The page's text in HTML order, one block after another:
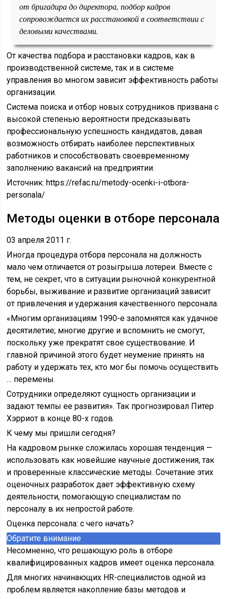
от бригадира до директора, подбор кадров
сопровождается их расстановкой в соответствии с
деловыми качествами.
От качества подбора и расстановки кадров, как в
производственной системе, так и в системе
управления во многом зависит эффективность работы
организации.
Система поиска и отбор новых сотрудников призвана с
высокой степенью вероятности предсказывать
профессиональную успешность кандидатов, давая
возможность отбирать наиболее перспективных
работников и способствовать своевременному
заполнению вакансий на предприятии.
Источник:https://refac.ru/metody-ocenki-i-otbora-
personala/
Методы оценки в отборе персонала
03 апреля 2011 г.
Иногда процедура отбора персонала на должность
мало чем отличается от розыгрыша лотереи. Вместе с
тем, не секрет, что в ситуации рыночной конкурентной
борьбы, выживание и развитие организаций зависит
от привлечения и удержания качественного персонала.
«Многим организациям 1990-е запомнятся как удачное
десятилетие; многие другие и вспомнить не смогут,
поскольку уже прекратят свое существование. И
главной причиной этого будет неумение принять на
работу и удержать тех, кто мог бы помочь осуществить
… перемены.
Сотрудники определяют сущность организации и
задают темпы ее развития». Так прогнозировал Питер
Хэрриот в конце 80-х годов.
К чему мы пришли сегодня?
На кадровом рынке сложилась хорошая тенденция —
использовать как новейшие научные достижения, так
и проверенные классические методы. Сочетание этих
оценочных разработок дает эффективную схему
деятельности, помогающую специалистам по
персоналу в их непростой работе.
Оценка персонала: с чего начать?
Обратите внимание
Несомненно, что решающую роль в отборе
квалифицированных кадров имеет оценка персонала.
Для многих начинающих HR-специалистов одной из
проблем является накопление базы методов и